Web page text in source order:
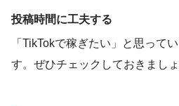
投稿時間に工夫する
「TikTokで稼ぎたい」と思って
す。ぜひチェックしておきましょ